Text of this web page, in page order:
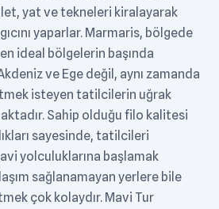
yat ve tekneleri kiralayarak
yaparlar. Marmaris, bölgede
ideal bölgelerin başında
ve Ege değil, aynı zamanda
isteyen tatilcilerin uğrak
Sahip olduğu filo kalitesi
sayesinde, tatilcileri
yolculuklarına başlamak
sağlanamayan yerlere bile
çok kolaydır. Mavi Tur